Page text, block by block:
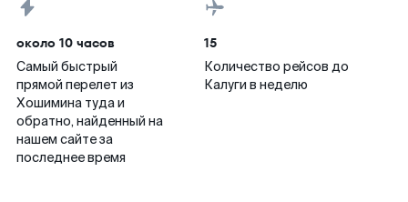
около 10 часов
Самый быстрый
прямой перелет из
Хошимина туда и
обратно, найденный на
нашем сайте за
последнее время
15
Количество рейсов до
Калуги в неделю